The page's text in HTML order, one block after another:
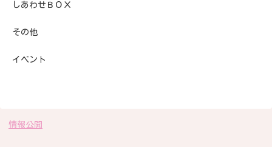
しあわせＢＯＸ
その他
イベント
情報公開